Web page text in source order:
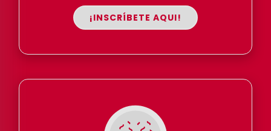
¡INSCRÍBETE AQUI!